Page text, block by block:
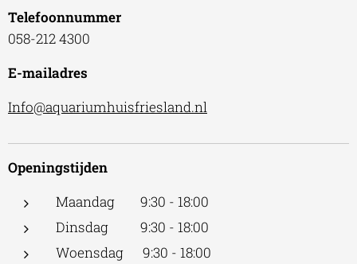
Telefoonnummer
058-212 4300
E-mailadres
Info@aquariumhuisfriesland.nl
Openingstijden
Maandag 9:30 - 18:00
Dinsdag 9:30 - 18:00
Woensdag 9:30 - 18:00